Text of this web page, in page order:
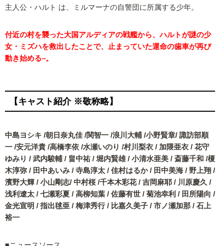
主人公・ハルト は、ミルマーナの自警団に所属する少年。
付近の村を襲った大国アルディアの戦艦から、ハルトが謎の少
女・ミズハを救出したことで、止まっていた運命の歯車が再び
動き始める–。
【キャスト紹介 ※敬称略】
中島ヨシキ /朝日奈丸佳 /関智一 /浪川大輔 /小野賢章/ 諏訪部順
一 /安元洋貴 /高橋李依 /水瀬いのり /村川梨衣 / 加隈亜衣 / 花守
ゆみり / 武内駿輔 / 畠中祐 / 堀内賢雄 / 小清水亜美 / 斎藤千和 /榎
木淳弥 / 田中あいみ / 寺島淳太 / 佳村はるか / 田中美海 / 野上翔 /
濱野大輝 / 小山剛志/ 中村桜 /千本木彩花 / 吉岡麻耶 / 川原慶久 /
浅利遼太 / 七瀬彩夏 / 高柳知葉 / 佐藤有世 / 菊池幸利 / 田所陽向 /
金光宣明 / 指出毬亜 / 梅津秀行 / 比嘉久美子 / 市ノ瀬加那 / 石上
裕一